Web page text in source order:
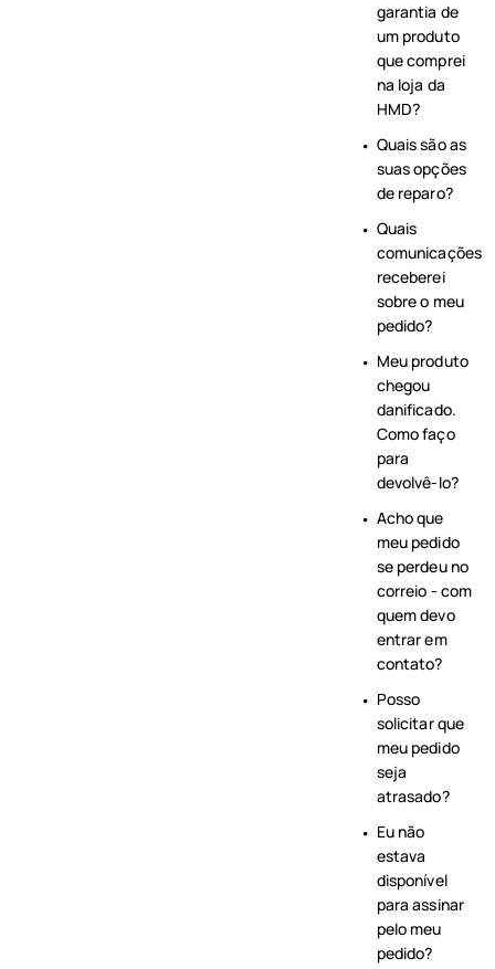
garantia de
um produto
que comprei
na loja da
HMD?
Quais são as
suas opções
de reparo?
Quais
comunicações
receberei
sobre o meu
pedido?
Meu produto
chegou
danificado.
Como faço
para
devolvê-lo?
Acho que
meu pedido
se perdeu no
correio - com
quem devo
entrar em
contato?
Posso
solicitar que
meu pedido
seja
atrasado?
Eu não
estava
disponível
para assinar
pelo meu
pedido?